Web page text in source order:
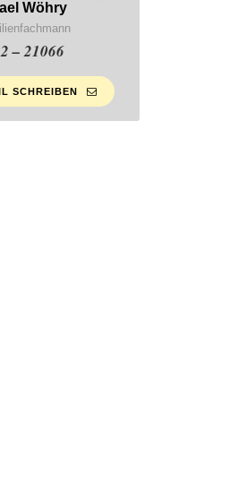
Wöhry
– 21066
SCHREIBEN